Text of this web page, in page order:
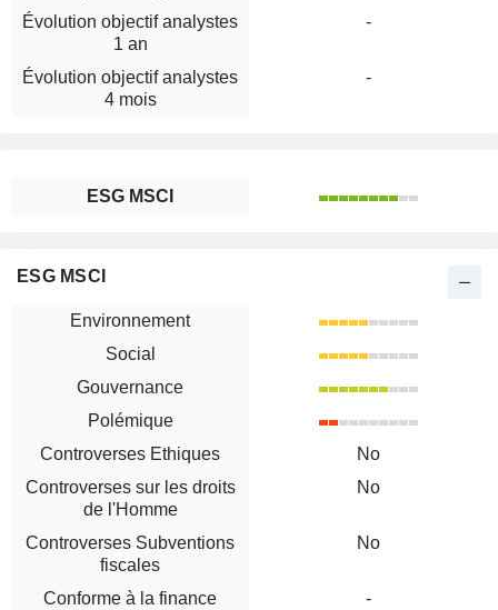
Évolution objectif analystes
1 an
-
Évolution objectif analystes
4 mois
-
ESG MSCI
ESG MSCI
Environnement
Social
Gouvernance
Polémique
Controverses Ethiques
No
Controverses sur les droits
de l'Homme
No
Controverses Subventions
fiscales
No
Conforme à la finance
-